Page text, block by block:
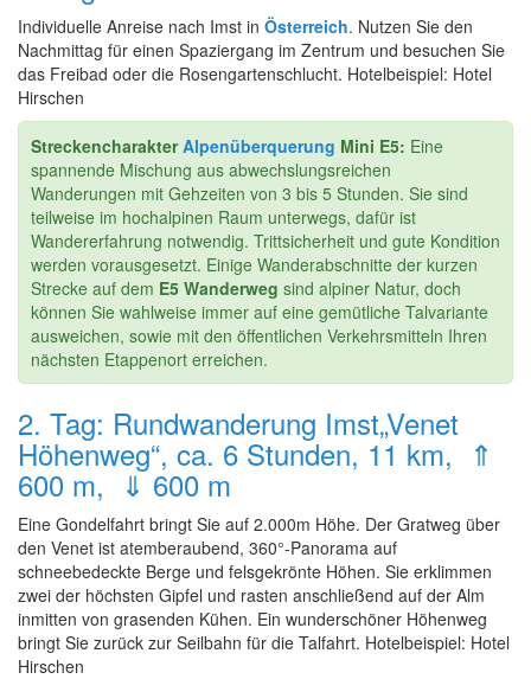
Individuelle Anreise nach Imst in Österreich. Nutzen Sie den
Nachmittag für einen Spaziergang im Zentrum und besuchen Sie
das Freibad oder die Rosengartenschlucht. Hotelbeispiel: Hotel
Hirschen
StreckencharakterAlpenüberquerung Mini E5: Eine
spannende Mischung aus abwechslungsreichen
Wanderungen mit Gehzeiten von 3 bis 5 Stunden. Sie sind
teilweise im hochalpinen Raum unterwegs, dafür ist
Wandererfahrung notwendig. Trittsicherheit und gute Kondition
werden vorausgesetzt. Einige Wanderabschnitte der kurzen
Strecke auf dem E5 Wanderweg sind alpiner Natur, doch
können Sie wahlweise immer auf eine gemütliche Talvariante
ausweichen, sowie mit den öffentlichen Verkehrsmitteln Ihren
nächsten Etappenort erreichen.
2. Tag: Rundwanderung Imst„Venet
Höhenweg“, ca. 6 Stunden, 11 km, ⇑
600 m, ⇓ 600 m
Eine Gondelfahrt bringt Sie auf 2.000m Höhe. Der Gratweg über
den Venet ist atemberaubend, 360°-Panorama auf
schneebedeckte Berge und felsgekrönte Höhen. Sie erklimmen
zwei der höchsten Gipfel und rasten anschließend auf der Alm
inmitten von grasenden Kühen. Ein wunderschöner Höhenweg
bringt Sie zurück zur Seilbahn für die Talfahrt. Hotelbeispiel: Hotel
Hirschen